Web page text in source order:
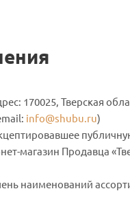
170025, Тверская
info@shubu.ru)
магазин Продавца
наименований